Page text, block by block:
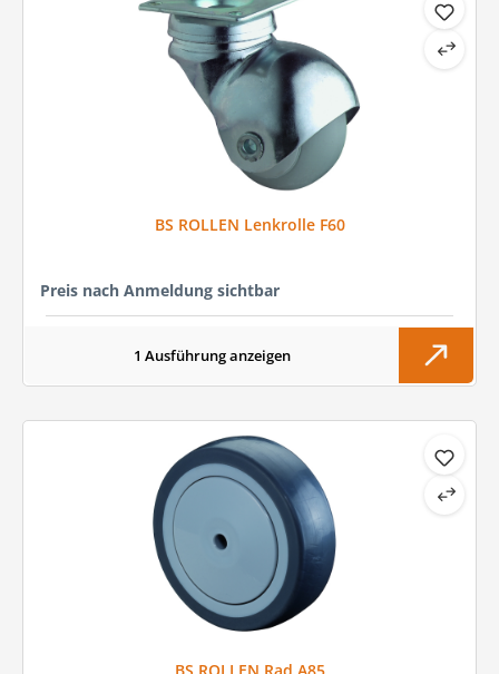
BS ROLLEN Lenkrolle F60
Preis nach Anmeldung sichtbar
1 Ausführung anzeigen